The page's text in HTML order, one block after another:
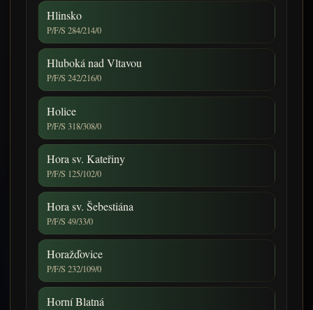
Hlinsko
P/F/S 284/214/0
Hluboká nad Vltavou
P/F/S 242/216/0
Holice
P/F/S 318/308/0
Hora sv. Kateřiny
P/F/S 125/102/0
Hora sv. Šebestiána
P/F/S 49/33/0
Horažďovice
P/F/S 232/109/0
Horní Blatná